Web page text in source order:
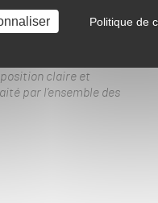
Politique de
un
Ferrand (
Député au
du fait de la
claire et
par l’ensemble des